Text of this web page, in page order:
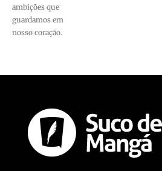
ambições que
guardamos em
nosso coração.